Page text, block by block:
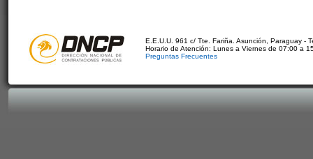
E.E.U.U. 961 c/ Tte. Fariña. Asunción, Paraguay -
Horario de Atención: Lunes a Viernes de 07:00 a
Preguntas Frecuentes